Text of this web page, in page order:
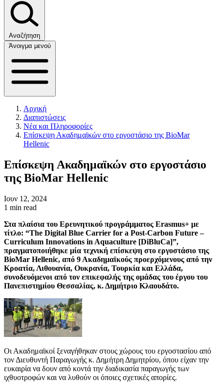
Αναζήτηση
Άνοιγμα μενού
Αρχική
Διαπιστώσεις
Νέα και Πληροφορίες
Επίσκεψη Ακαδημαϊκών στο εργοστάσιο της BioMar
Hellenic
Επίσκεψη Ακαδημαϊκών στο εργοστάσιο
της BioMar Hellenic
Ιουν 12, 2024
1 min read
Στα πλαίσια του Ερευνητικού προγράμματος Erasmus+ με
τίτλο: “The Digital Blue Carrier for a Post-Carbon Future –
Curriculum Innovations in Aquaculture [DiBluCa]”,
πραγματοποιήθηκε μία τεχνική επίσκεψη στο εργοστάσιο της
BioMar Hellenic, από 9 Ακαδημαϊκούς προερχόμενους από την
Κροατία, Λιθουανία, Ουκρανία, Τουρκία και Ελλάδα,
συνοδευόμενοι από τον επικεφαλής της ομάδας του έργου του
Πανεπιστημίου Θεσσαλίας, κ. Δημήτριο Κλαουδάτο.
Οι Ακαδημαϊκοί ξεναγήθηκαν στους χώρους του εργοστασίου από
τον Διευθυντή Παραγωγής κ. Δημήτρη Δημητρίου, όπου είχαν την
ευκαιρία να δουν από κοντά την διαδικασία παραγωγής των
ιχθυοτροφών και να λυθούν οι όποιες σχετικές απορίες.